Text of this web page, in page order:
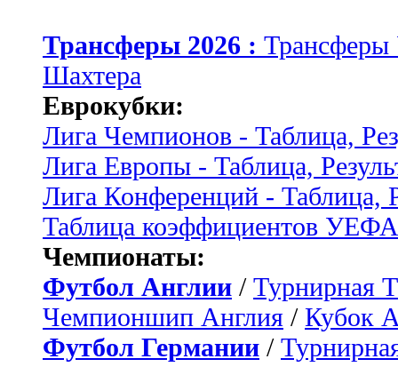
Трансферы 2026 :
Шахтера
Еврокубки:
Лига Чемпионов - Таблица,
Лига Европы - Таблица,
Лига Конференций - Таблица,
Таблица коэффициентов УЕФА
Чемпионаты:
Футбол Англии / Турнирная
Чемпионшип Англия / Кубок
Футбол Германии /